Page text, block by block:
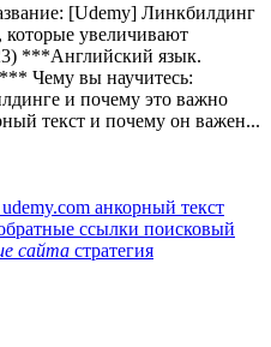
[Udemy] Линкбилдинг
которые увеличивают
***Английский язык.
Чему вы научитесь:
и почему это важно
текст и почему он важен...
udemy.com анкорный текст
ссылки поисковый
сайта стратегия